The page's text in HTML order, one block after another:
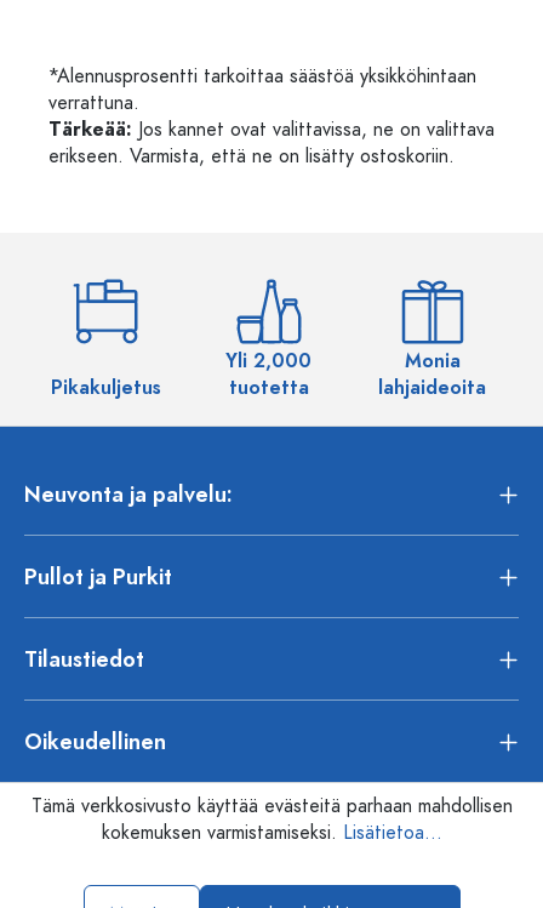
*Alennusprosentti tarkoittaa säästöä yksikköhintaan
verrattuna.
Tärkeää: Jos kannet ovat valittavissa, ne on valittava
erikseen. Varmista, että ne on lisätty ostoskoriin.
Pikakuljetus
Yli 2,000
tuotetta
Monia
lahjaideoita
Neuvonta ja palvelu:
Pullot ja Purkit
Tilaustiedot
Oikeudellinen
Tämä verkkosivusto käyttää evästeitä parhaan mahdollisen
kokemuksen varmistamiseksi. Lisätietoa...